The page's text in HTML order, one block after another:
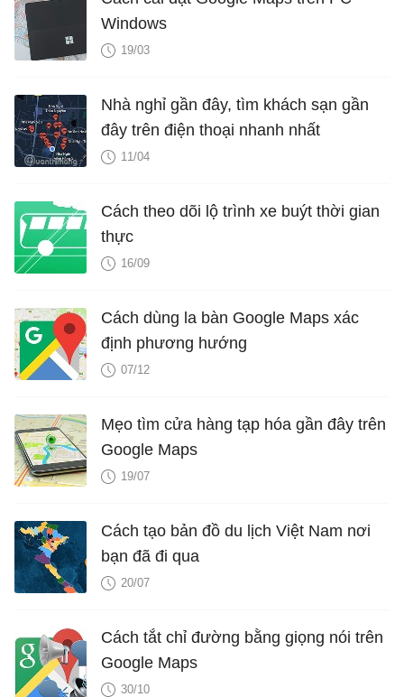
Windows
19/03
Nhà nghỉ gần đây, tìm khách sạn gần
đây trên điện thoại nhanh nhất
11/04
Cách theo dõi lộ trình xe buýt thời gian
thực
16/09
Cách dùng la bàn Google Maps xác
định phương hướng
07/12
Mẹo tìm cửa hàng tạp hóa gần đây trên
Google Maps
19/07
Cách tạo bản đồ du lịch Việt Nam nơi
bạn đã đi qua
20/07
Cách tắt chỉ đường bằng giọng nói trên
Google Maps
30/10